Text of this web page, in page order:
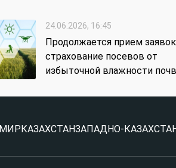
24.06.2026, 16:45
Продолжается прием
страхование посевов от
избыточной влажности
МИР КАЗАХСТАНЗАПАДНО-